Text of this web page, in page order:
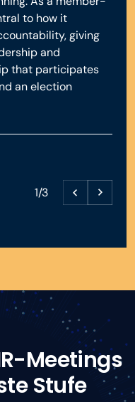
to how it
giving
and
that participates
an election
1/3
Meetings
Stufe